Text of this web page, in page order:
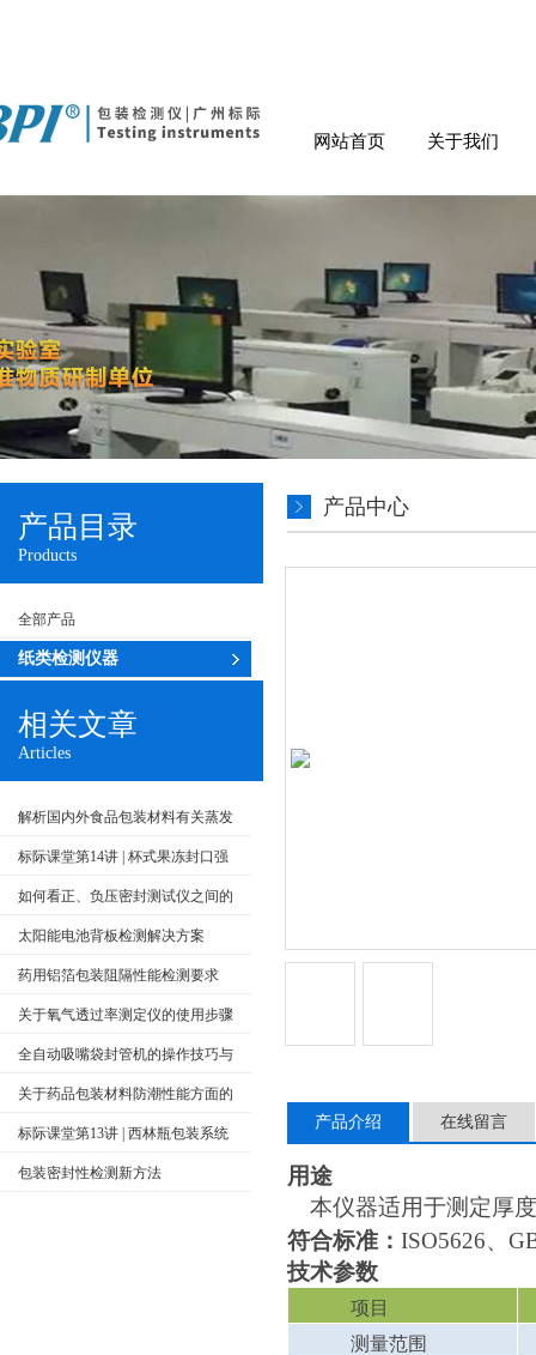
网站首页 关于我们
产品目录
Products
全部产品
纸类检测仪器
相关文章
Articles
解析国内外食品包装材料有关蒸发
残渣检测方面
标际课堂第14讲 | 杯式果冻封口强
度测试方法及检测仪器
如何看正、负压密封测试仪之间的
检测原理及主要不同？
太阳能电池背板检测解决方案
药用铝箔包装阻隔性能检测要求
关于氧气透过率测定仪的使用步骤
分享全自动吸嘴袋封管机的操作技巧与
注意事项
关于药品包装材料防潮性能方面的
检测标际课堂第13讲 | 西林瓶包装系统
密封完整性检查方法介绍
包装密封性检测新方法
产品中心
产品介绍 在线留言
用途
本仪器适用于测定厚
符合标准 ： ISO5626、
技术参数
项目
测量范围